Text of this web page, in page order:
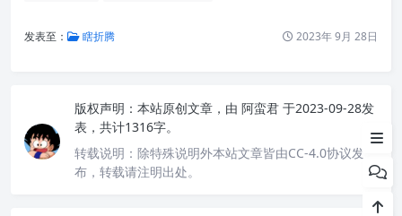
发表至： 瞎折腾 2023年 9月 28日
版权声明： 本站原创文章，由 阿蛮君 于2023-09-28发
表，共计1316字。
转载说明： 除特殊说明外本站文章皆由CC-4.0协议发
布，转载请注明出处。
三、使用